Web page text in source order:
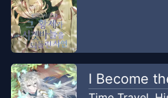
Chapter34
Sella Scanslation
Chapter33
Sella Scanslation
I Become